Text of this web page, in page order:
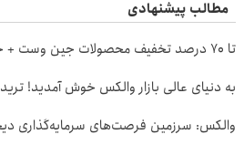
مطالب پیشنهادی
تا 70 درصد تخفیف محصولات جین وست + خرید در 4 قسط
به دنیای عالی بازار والکس خوش آمدید! ترید
والکس: سرزمین فرصت‌های سرمایه‌گذاری